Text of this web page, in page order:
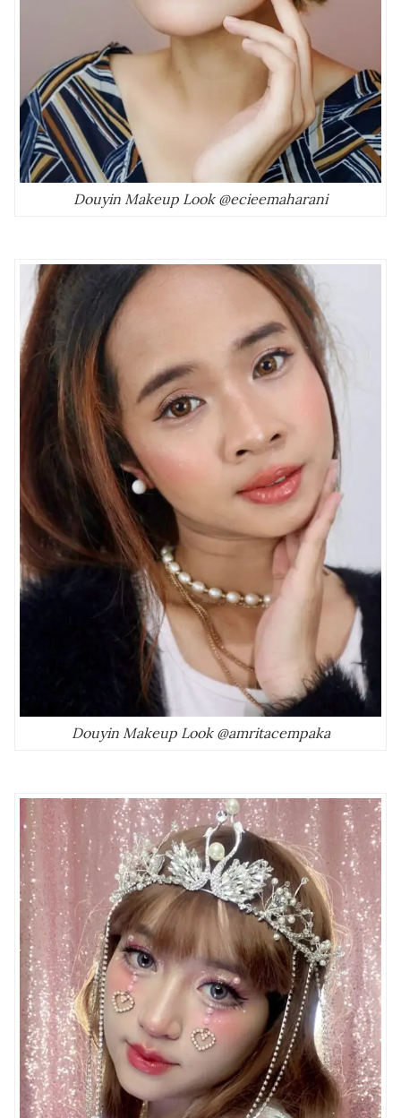
Douyin Makeup Look @ecieemaharani
Douyin Makeup Look @amritacempaka